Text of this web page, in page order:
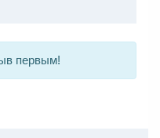
первым!